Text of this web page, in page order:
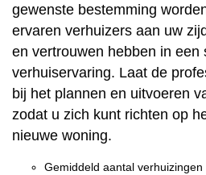
gewenste bestemming
ervaren verhuizers aan uw
en vertrouwen hebben in een
verhuiservaring. Laat de
bij het plannen en uitvoeren
zodat u zich kunt richten op
nieuwe woning.
Gemiddeld aantal